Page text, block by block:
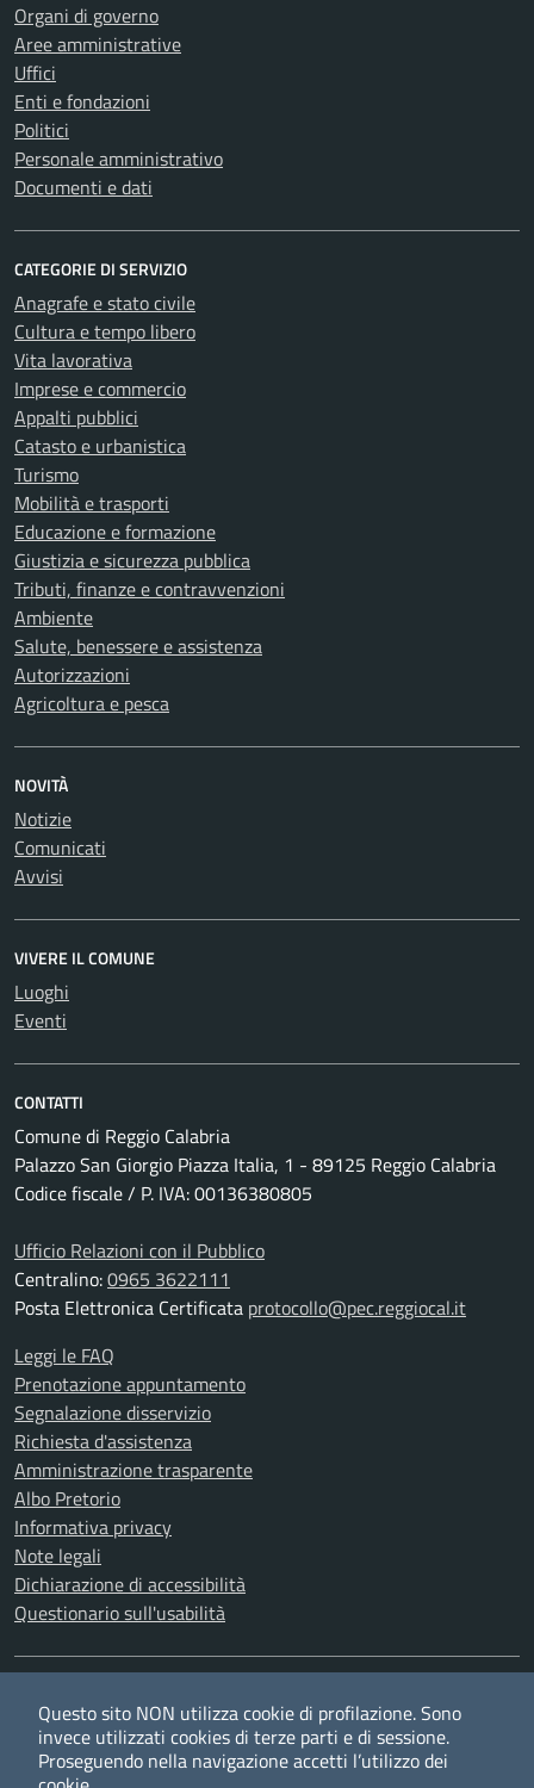
Organi di governo
Aree amministrative
Uffici
Enti e fondazioni
Politici
Personale amministrativo
Documenti e dati
CATEGORIE DI SERVIZIO
Anagrafe e stato civile
Cultura e tempo libero
Vita lavorativa
Imprese e commercio
Appalti pubblici
Catasto e urbanistica
Turismo
Mobilità e trasporti
Educazione e formazione
Giustizia e sicurezza pubblica
Tributi, finanze e contravvenzioni
Ambiente
Salute, benessere e assistenza
Autorizzazioni
Agricoltura e pesca
NOVITÀ
Notizie
Comunicati
Avvisi
VIVERE IL COMUNE
Luoghi
Eventi
CONTATTI
Comune di Reggio Calabria
Palazzo San Giorgio Piazza Italia, 1 - 89125 Reggio Calabria
Codice fiscale / P. IVA: 00136380805
Ufficio Relazioni con il Pubblico
Centralino:0965 3622111
Posta Elettronica Certificata protocollo@pec.reggiocal.it
Leggi le FAQ
Prenotazione appuntamento
Segnalazione disservizio
Richiesta d'assistenza
Amministrazione trasparente
Albo Pretorio
Informativa privacy
Note legali
Dichiarazione di accessibilità
Questionario sull'usabilità
TwitterFacebookYouTubeRSS
Questo sito NON utilizza cookie di profilazione. Sono
invece utilizzati cookies di terze parti e di sessione.
Proseguendo nella navigazione accetti l’utilizzo dei